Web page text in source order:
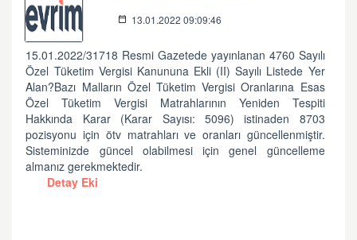
13.01.2022 09:09:46
15.01.2022/31718 Resmi Gazetede yayınlanan 4760 Sayılı
Özel Tüketim Vergisi Kanununa Ekli (II) Sayılı Listede Yer
Alan?Bazı Malların Özel Tüketim Vergisi Oranlarına Esas
Özel Tüketim Vergisi Matrahlarının Yeniden Tespiti
Hakkında Karar (Karar Sayısı: 5096) istinaden 8703
pozisyonu için ötv matrahları ve oranları güncellenmiştir.
Sisteminizde güncel olabilmesi için genel güncelleme
almanız gerekmektedir.
Detay Eki